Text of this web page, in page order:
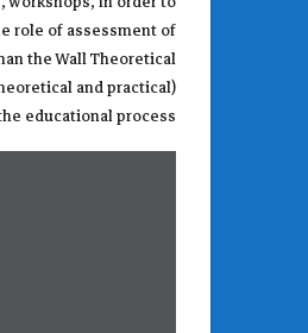
role of assessment of
the Wall Theoretical
and practical)
educational process.